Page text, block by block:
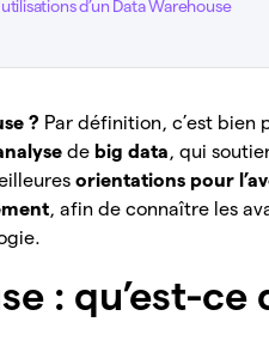
d’un Data Warehouse
? Par définition, c’est bien
de big data, qui
orientations pour
, afin de connaître les
: qu’est-ce